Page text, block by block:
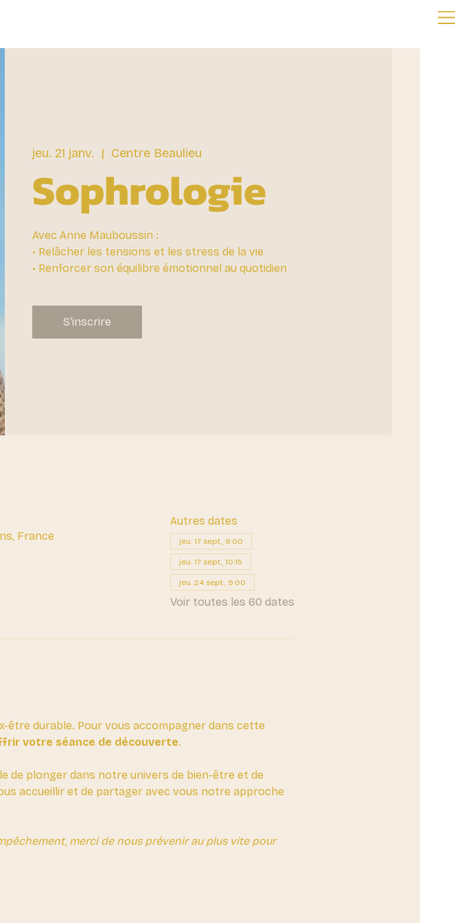
jeu. 21 janv.
  |
Centre Beaulieu
Sophrologie
Avec Anne Mauboussin :
• Relâcher les tensions et les stress de la vie
• Renforcer son équilibre émotionnel au quotidien
S'inscrire
France
Autres dates
jeu. 17 sept., 9:00
jeu. 17 sept., 10:15
jeu. 24 sept., 9:00
Voir toutes les 60 dates
être durable. Pour vous accompagner dans cette
votre séance de découverte.
de plonger dans notre univers de bien-être et de
accueillir et de partager avec vous notre approche
merci de nous prévenir au plus vite pour